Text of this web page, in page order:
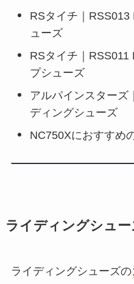
RSタイチ｜
ューズ
RSタイチ｜RSS011
プシューズ
アルパインスターズ
ディングシューズ
NC750Xにおすすめ
ライディングシュ
ライディングシューズの